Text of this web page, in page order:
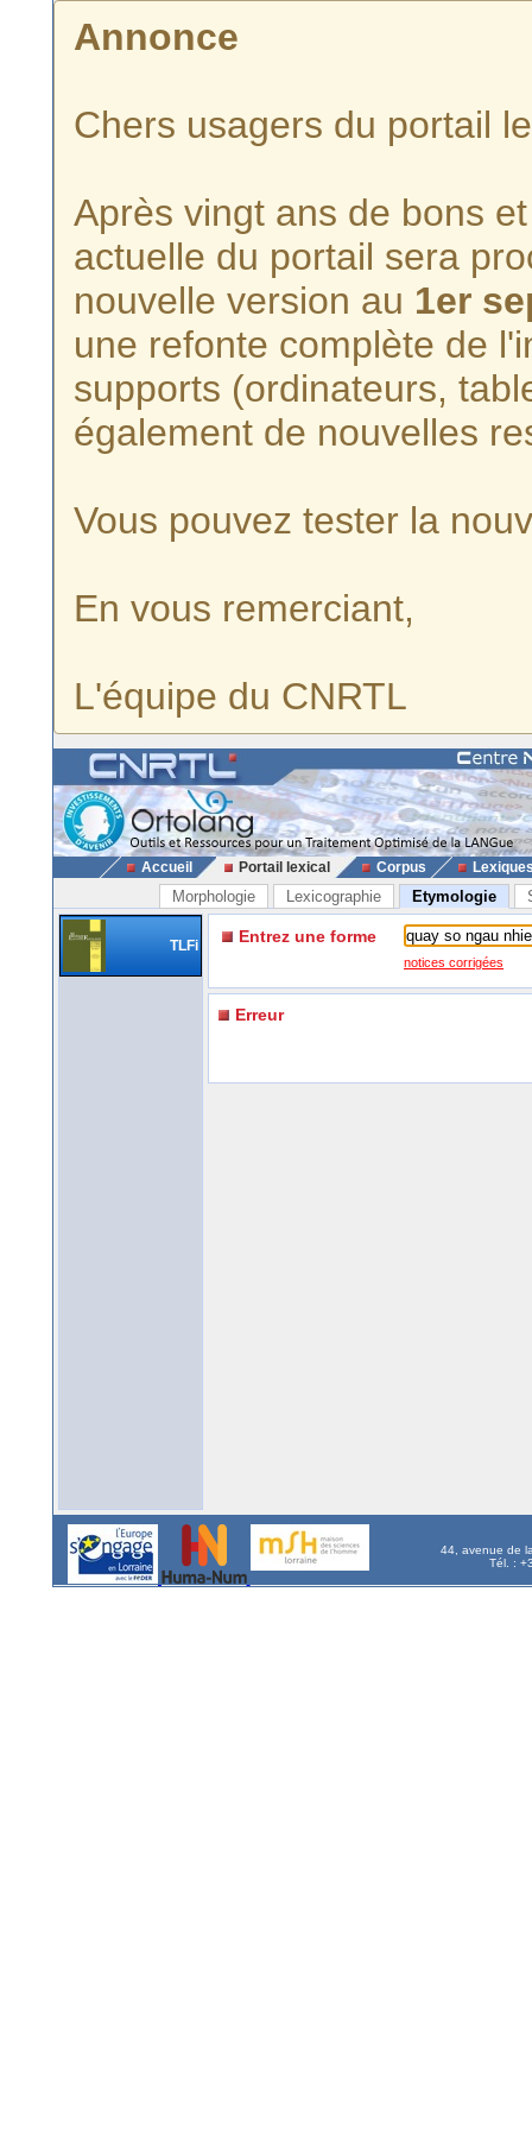
Annonce
Chers usagers du portail
Après vingt ans de bons
actuelle du portail sera
nouvelle version au 1er
une refonte complète de
supports (ordinateurs,
également de nouvelles
Vous pouvez tester la
En vous remerciant,
L'équipe du CNRTL
Accueil Portail lexical Corpus
Morphologie Lexicographie Etymologie
TLFi Entrez une forme
notices corrigées
Erreur
44, avenue de
Tél. :